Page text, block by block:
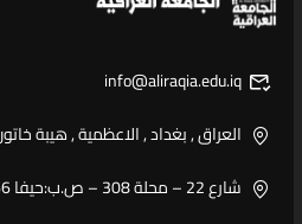
info@aliraqia.edu.iq
العراق , بغداد , الاعظمية , هيبة خاتون
شارع 22 – محلة 308 – ص.ب:حيفا 7366